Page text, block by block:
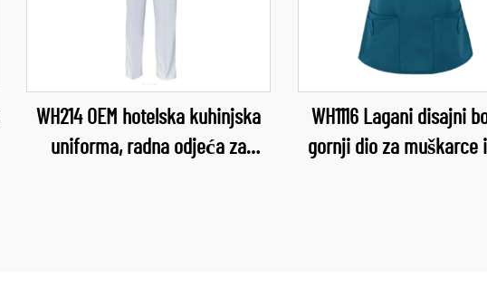
WH214 OEM hotelska kuhinjska
uniforma, radna odjeća za
WH1116 Lagani disajni
gornji dio za muškarce